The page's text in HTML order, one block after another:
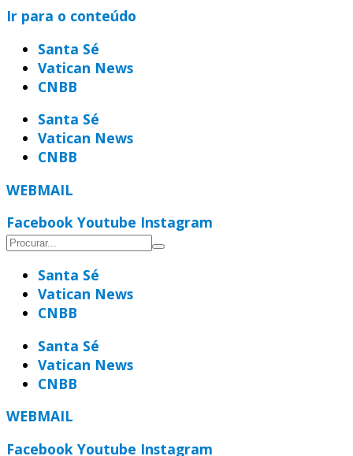
Ir para o conteúdo
Santa Sé
Vatican News
CNBB
Santa Sé
Vatican News
CNBB
WEBMAIL
Facebook Youtube Instagram
Santa Sé
Vatican News
CNBB
Santa Sé
Vatican News
CNBB
WEBMAIL
Facebook Youtube Instagram